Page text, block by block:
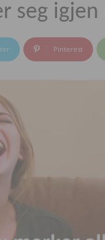
seg igjen
Pinterest